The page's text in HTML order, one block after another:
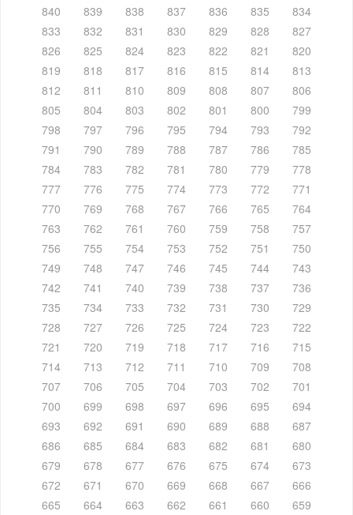
840 839 838 837 836 835
834
833
832 831 830 829 828
827
826
825 824 823 822 821
820
819
818 817 816 815 814
813
812
811 810 809 808 807
806
805
804 803 802 801 800
799
798
797 796 795 794 793
792
791
790 789 788 787 786
785
784
783 782 781 780 779
778
777
776 775 774 773 772
771
770
769 768 767 766 765
764
763
762 761 760 759 758
757
756
755 754 753 752 751
750
749
748 747 746 745 744
743
742
741 740 739 738 737
736
735
734 733 732 731 730
729
728
727 726 725 724 723
722
721
720 719 718 717 716
715
714
713 712 711 710 709
708
707
706 705 704 703 702
701
700
699 698 697 696 695
694
693
692 691 690 689 688
687
686
685 684 683 682 681
680
679
678 677 676 675 674
673
672
671 670 669 668 667
666
665
664 663 662 661 660
659